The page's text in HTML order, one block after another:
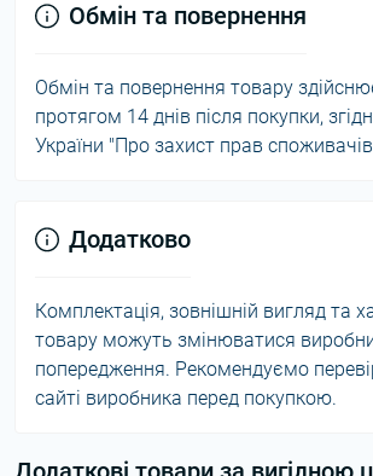
Обмін та повернення
Обмін та повернення товару
протягом 14 днів після покупки,
України "Про захист прав
Додатково
Комплектація, зовнішній вигляд та
товару можуть змінюватися
попередження. Рекомендуємо
сайті виробника перед покупкою.